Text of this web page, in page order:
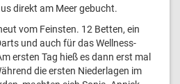
direkt am Meer gebucht.
vom Feinsten. 12 Betten, ein
und auch für das Wellness-
ersten Tag hieß es dann erst mal
die ersten Niederlagen im